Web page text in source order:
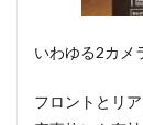
いわゆる2カメ
フロントとリ